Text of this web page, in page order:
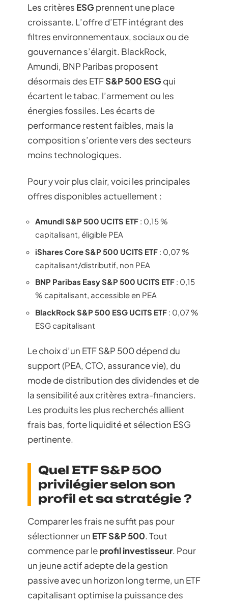
Les critères ESGprennent une place
croissante. L’offre d’ETF intégrant des
filtres environnementaux, sociaux ou de
gouvernance s’élargit. BlackRock,
Amundi, BNP Paribas proposent
désormais des ETFS&P 500 ESGqui
écartent le tabac, l’armement ou les
énergies fossiles. Les écarts de
performance restent faibles, mais la
composition s’oriente vers des secteurs
moins technologiques.
Pour y voir plus clair, voici les principales
offres disponibles actuellement :
Amundi S&P 500 UCITS ETF : 0,15 %
capitalisant, éligible PEA
iShares Core S&P 500 UCITS ETF : 0,07 %
capitalisant/distributif, non PEA
BNP Paribas Easy S&P 500 UCITS ETF : 0,15
% capitalisant, accessible en PEA
BlackRock S&P 500 ESG UCITS ETF : 0,07 %
ESG capitalisant
Le choix d’un ETF S&P 500 dépend du
support (PEA, CTO, assurance vie), du
mode de distribution des dividendes et de
la sensibilité aux critères extra-financiers.
Les produits les plus recherchés allient
frais bas, forte liquidité et sélection ESG
pertinente.
Quel ETF S&P 500
privilégier selon son
profil et sa stratégie ?
Comparer les frais ne suffit pas pour
sélectionner un ETF S&P 500. Tout
commence par leprofil investisseur. Pour
un jeune actif adepte de la gestion
passive avec un horizon long terme, un ETF
capitalisant optimise la puissance des